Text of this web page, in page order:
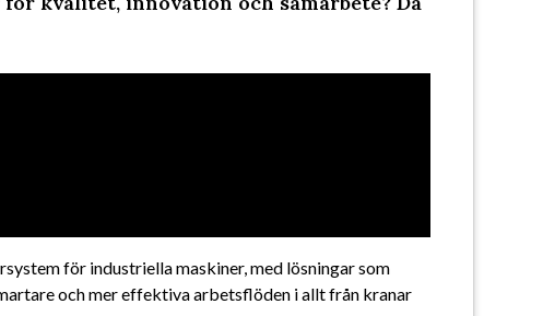
för industriella maskiner, med lösningar som
och mer effektiva arbetsflöden i allt från kranar